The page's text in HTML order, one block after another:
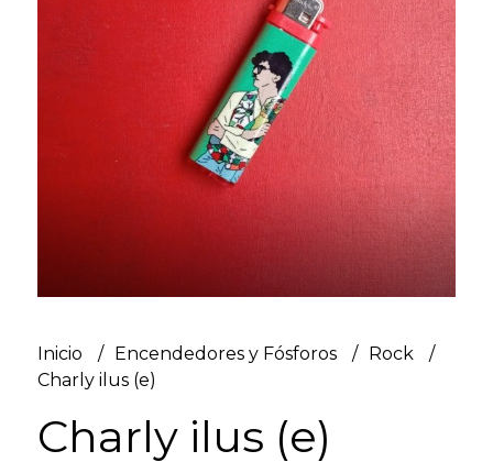
Inicio Encendedores y Fósforos
Rock
Charly ilus (e)
Charly ilus (e)